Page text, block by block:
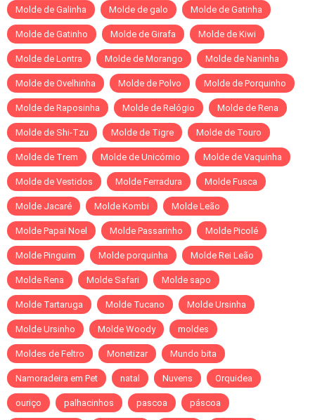
Molde de Galinha Molde de galo Molde de Gatinha
Molde de Gatinho Molde de Girafa Molde de Kiwi
Molde de Lontra Molde de Morango Molde de Naninha
Molde de Ovelhinha Molde de Polvo Molde de Porquinho
Molde de Raposinha Molde de Relógio Molde de Rena
Molde de Shi-Tzu Molde de Tigre Molde de Touro
Molde de Trem Molde de Unicórnio Molde de Vaquinha
Molde de Vestidos Molde Ferradura Molde Fusca
Molde Jacaré Molde Kombi Molde Leão
Molde Papai Noel Molde Passarinho Molde Picolé
Molde Pinguim Molde porquinha Molde Rei Leão
Molde Rena Molde Safari Molde sapo
Molde Tartaruga Molde Tucano Molde Ursinha
Molde Ursinho Molde Woody moldes
Moldes de Feltro Monetizar Mundo bita
Namoradeira em Pet natal Nuvens Orquidea
ouriço palhacinhos pascoa páscoa